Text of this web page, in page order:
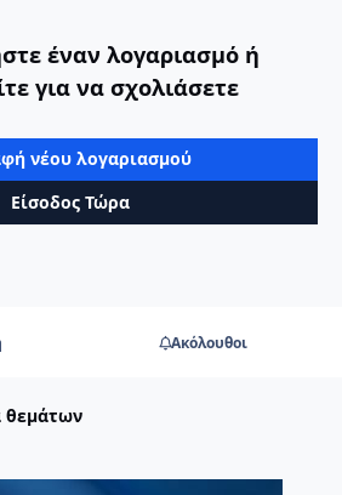
έναν λογαριασμό ή
για να σχολιάσετε
νέου λογαριασμού
Είσοδος Τώρα
Ακόλουθοι
θεμάτων